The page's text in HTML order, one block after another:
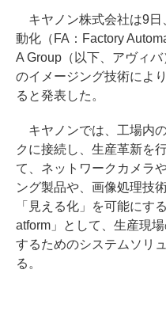
キヤノン株式会社は9日
動化（FA：Factory
A Group（以下、アヴィ
のイメージング技術によ
ると発表した。
キヤノンでは、工場内
クに接続し、生産革新を
て、ネットワークカメラ
ング製品や、画像処理技
「見える化」を可能にす
atform」として、生産現
するためのシステムソリ
る。